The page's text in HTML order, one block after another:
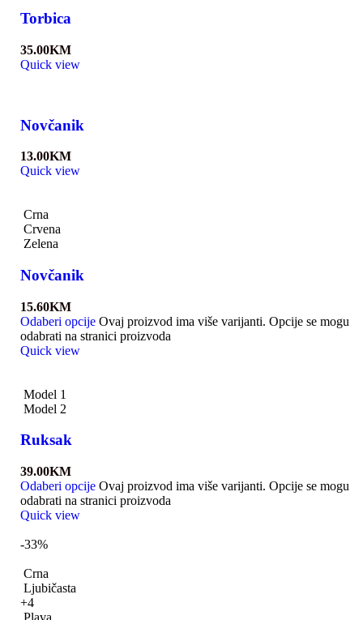
Torbica
35.00KM
Quick view
Novčanik
13.00KM
Quick view
Crna
Crvena
Zelena
Novčanik
15.60KM
Odaberi opcije Ovaj proizvod ima više varijanti. Opcije se mogu
odabrati na stranici proizvoda
Quick view
Model 1
Model 2
Ruksak
39.00KM
Odaberi opcije Ovaj proizvod ima više varijanti. Opcije se mogu
odabrati na stranici proizvoda
Quick view
-33%
Crna
Ljubičasta
+4